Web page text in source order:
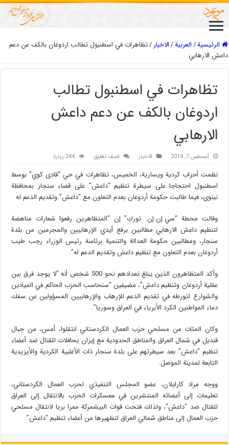
الرئيسية/العربیة/الاخبار/تظاهرات في اسطنبول تطالب اردوغان بالكف عن دعم
داعش الارهابي
تظاهرات في اسطنبول تطالب
اردوغان بالكف عن دعم داعش
الارهابي
أغسطس 7, 2014 الاخبار اضف تعليق 244 زيارة
نظمت أحزاب كردية ويسارية، الخميس، تظاهرات في حي “قادى كوي” بوسط
اسطنبول احتجاجا على سيطرة تنظيم “داعش” على قضاء سنجار بمحافظة
نينوى، فيما طالبت حكومة أردوغان بعدم التعاون مع “داعش” وتقديم الدعم له
وقالت محطة “سي.إن.إن. تورك” إن “المتظاهرين رفعوا شعارات مناهضة
لتنظيم داعش الارهابي مطالبين برفع أيدي الإرهابيين والمجرمين من بلدة
سنجار، ومطالبين حكومة العدالة والتنمية برئاسة رئيس الوزراء رجب طيب
أردوغان بعدم التعاون مع تنظيم داعش وتقديم الدعم له”.
وأكد المتظاهرون الذين يبلغ تعدادهم نحو 500 شخص أنه “لا يوجد فرق بين
عقلية أردوغان وتنظيم داعش”، مضيفين “سنحاسب الحزب الحاكم في الميادين
والشوارع لتورطه في تقديم الدعم للإرهاب والإرهابيين المسؤولين عن سفك
دماء المواطنين الكرد الأبرياء في العراق وسوريا”.
وكان المئات من مسلحي حزب العمال الكردستاني انتقلوا، أمس، من جبال
قنديل في شمال العراق والمناطق الحدودية مع إيران بحافلات للقتال ضد أعضاء
تنظيم “داعش” بعد سيطرتهم على بلدة سنجار ذات الأغلبية الكردية والأيزيدية
التابعة لمدينة الموصل.
ووجه مراد كارايلان، عضو المجلس التنفيذي لحزب العمال الكردستاني،
تعليمات إلى أعضائه المنتشرين في معسكرات الحزب بالانتقال إلى العراق
للقتال ضد “داعش”، ولذلك فتحت قوات البيشمركة ممرا بريا لانتقال مسلحي
حزب العمال إلى مناطق شمالي العراق لتطهيرها من أعضاء تنظيم “داعش”.